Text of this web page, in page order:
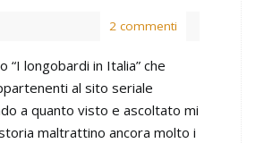
2 commenti
“I longobardi in Italia” che
al sito seriale
a quanto visto e ascoltato mi
maltrattino ancora molto i